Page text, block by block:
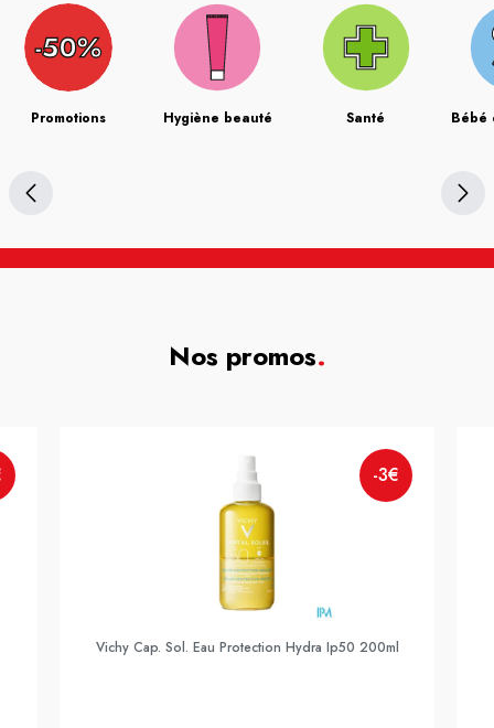
Promotions Hygiène beauté Santé Bébé
Nos promos.
-3€
Vichy Cap. Sol. Eau Protection Hydra Ip50 200ml